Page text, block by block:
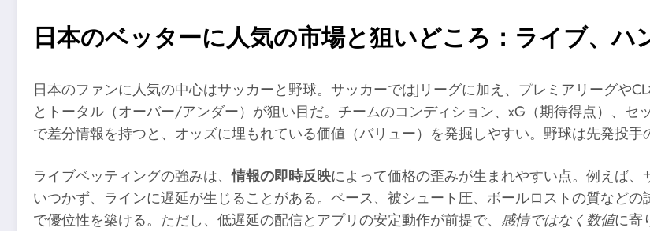
日本のベッターに人気の市場と狙いどころ：ライブ、ハ
日本のファンに人気の中心はサッカーと野球。サッカーではJリーグに加え、プレミアリーグや
とトータル（オーバー/アンダー）が狙い目だ。チームのコンディション、xG（期待得点）、
で差分情報を持つと、オッズに埋もれている価値（バリュー）を発掘しやすい。野球は先発投手
ライブベッティングの強みは、情報の即時反映によって価格の歪みが生まれやすい点。例えば
いつかず、ラインに遅延が生じることがある。ペース、被シュート圧、ボールロストの質など
で優位性を築ける。ただし、低遅延の配信とアプリの安定動作が前提で、 感情ではなく数値に寄